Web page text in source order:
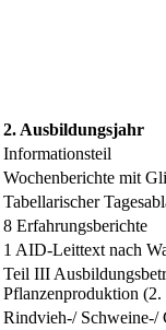
2. Ausbildungsjahr
Informationsteil
Wochenberichte mit
Tabellarischer
8 Erfahrungsberichte
1 AID-Leittext nach
Teil III
Pflanzenproduktion (2.
Rindvieh-/